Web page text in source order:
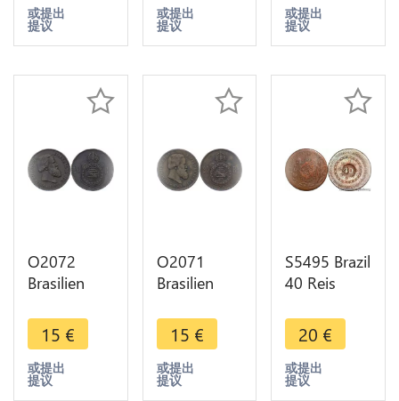
offer
或提出
提议
1819 R Rio
de Janeiro
或提出
提议
>Make
offer
或提出
提议
O2072
Brasilien
Reis Pedro
II 1869 -
>Make
offer
15 €
或提出
提议
O2071
Brasilien
Reis Pedro
II 1869 -
>Make
offer
15 €
或提出
提议
S5495 Brazil
40 Reis
1830 - Faire
Offre
20 €
或提出
提议